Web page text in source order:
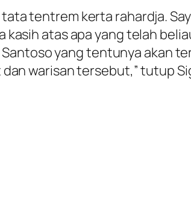
tentrem kerta rahardja.
atas apa yang telah
yang tentunya akan
warisan tersebut,” tutup